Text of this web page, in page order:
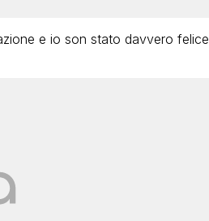
e io son stato davvero felice